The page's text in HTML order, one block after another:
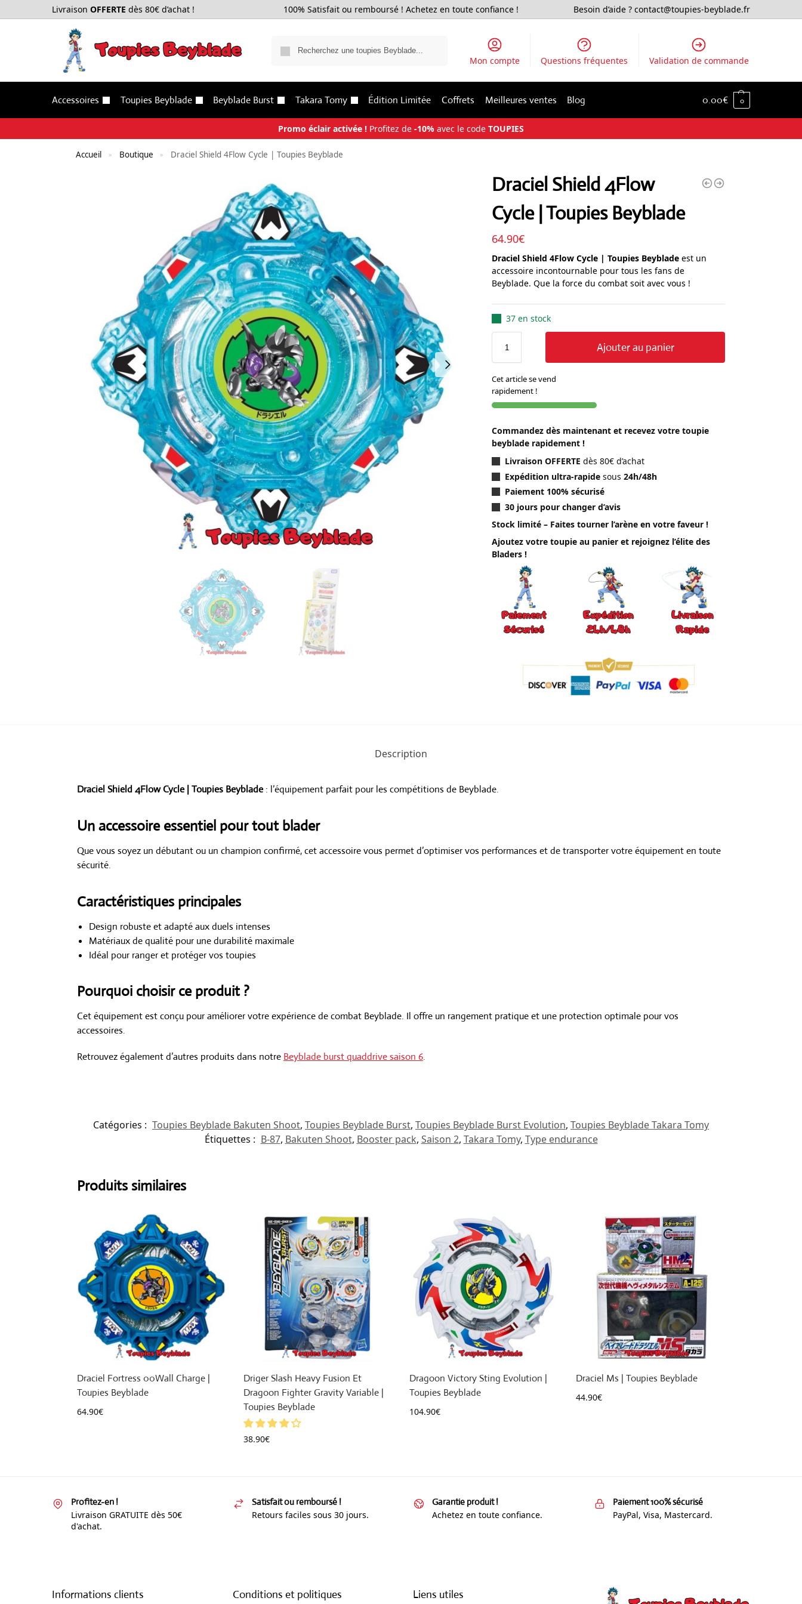
Livraison OFFERTE dès 80€ d’achat ! 100% Satisfait ou remboursé ! Achetez en toute confiance ! Besoin d’aide ? contact@toupies-beyblade.fr
Mon compte Questions fréquentes Validation de commande
Accessoires Toupies Beyblade Beyblade Burst Takara Tomy Édition Limitée Coffrets Meilleures ventes Blog 0.00€ 0
Promo éclair activée ! Profitez de -10% avec le code TOUPIES
Accueil » Boutique » Draciel Shield 4Flow Cycle | Toupies Beyblade
Draciel Shield 4Flow
Cycle | Toupies Beyblade
64.90€
Draciel Shield 4Flow Cycle | Toupies Beyblade est un
accessoire incontournable pour tous les fans de
Beyblade. Que la force du combat soit avec vous !
37 en stock
Ajouter au panier
Cet article se vend
rapidement !
Commandez dès maintenant et recevez votre toupie
beyblade rapidement !
Livraison OFFERTE dès 80€ d’achat
Expédition ultra-rapide sous24h/48h
Paiement 100% sécurisé
30 jours pour changer d’avis
Stock limité – Faites tourner l’arène en votre faveur !
Ajoutez votre toupie au panier et rejoignez l’élite des
Bladers !
Description
Draciel Shield 4Flow Cycle | Toupies Beyblade: l’équipement parfait pour les compétitions de Beyblade.
Un accessoire essentiel pour tout blader
Que vous soyez un débutant ou un champion confirmé, cet accessoire vous permet d’optimiser vos performances et de transporter votre équipement en toute
sécurité.
Caractéristiques principales
Design robuste et adapté aux duels intenses
Matériaux de qualité pour une durabilité maximale
Idéal pour ranger et protéger vos toupies
Pourquoi choisir ce produit ?
Cet équipement est conçu pour améliorer votre expérience de combat Beyblade. Il offre un rangement pratique et une protection optimale pour vos
accessoires.
Retrouvez également d’autres produits dans notre Beyblade burst quaddrive saison 6.
Catégories : Toupies Beyblade Bakuten Shoot, Toupies Beyblade Burst, Toupies Beyblade Burst Evolution, Toupies Beyblade Takara Tomy
Étiquettes : B-87, Bakuten Shoot, Booster pack, Saison 2, Takara Tomy, Type endurance
Produits similaires
Draciel Fortress 00Wall Charge |
Toupies Beyblade
64.90€
Driger Slash Heavy Fusion Et
Dragoon Fighter Gravity Variable |
Toupies Beyblade
38.90€
Dragoon Victory Sting Evolution |
Toupies Beyblade
104.90€
Draciel Ms | Toupies Beyblade
44.90€
Profitez-en !
Livraison GRATUITE dès 50€
d'achat.
Satisfait ou remboursé !
Retours faciles sous 30 jours.
Garantie produit !
Achetez en toute confiance.
Paiement 100% sécurisé
PayPal, Visa, Mastercard.
Informations clients Conditions et politiques Liens utiles